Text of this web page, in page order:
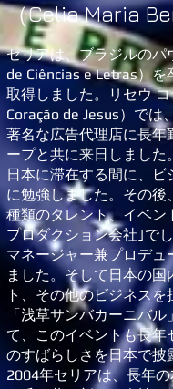
（Celia Maria
セリアは、ブラジルの
de Ciências e Letras）
取得しました。リセウ
Coração de Jesus）では
著名な広告代理店に長
ープと共に来日しました。
日本に滞在する間に、
に勉強しました。その
種類のタレント、イベン
プロダクション会社｣で
マネージャー兼プロデ
ました。そして日本の
ト、その他のビジネス
「浅草サンバカーニバ
て、このイベントも長
のすばらしさを日本で
2004年セリアは、長年